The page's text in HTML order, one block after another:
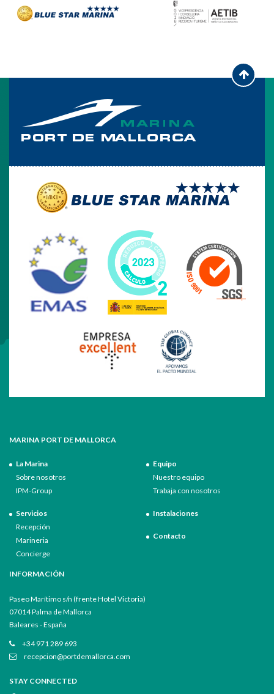
MARINA PORT DE MALLORCA
La Marina
Sobre nosotros
IPM-Group
Servicios
Recepción
Marineria
Concierge
Equipo
Nuestro equipo
Trabaja con nosotros
Instalaciones
Contacto
INFORMACIÓN
Paseo Marítimo s/n (frente Hotel Victoria)
07014 Palma de Mallorca
Baleares - España
+34 971 289 693
recepcion@portdemallorca.com
STAY CONNECTED